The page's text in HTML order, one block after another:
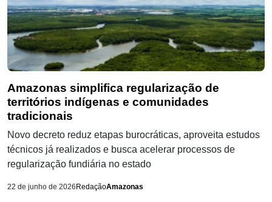
Amazonas simplifica regularização de
territórios indígenas e comunidades
tradicionais
Novo decreto reduz etapas burocráticas, aproveita estudos
técnicos já realizados e busca acelerar processos de
regularização fundiária no estado
22 de junho de 2026 RedaçãoAmazonas